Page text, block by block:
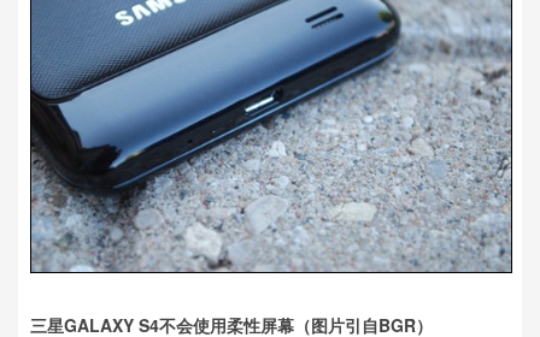
三星GALAXY S4不会使用柔性屏幕（图片引自BGR）